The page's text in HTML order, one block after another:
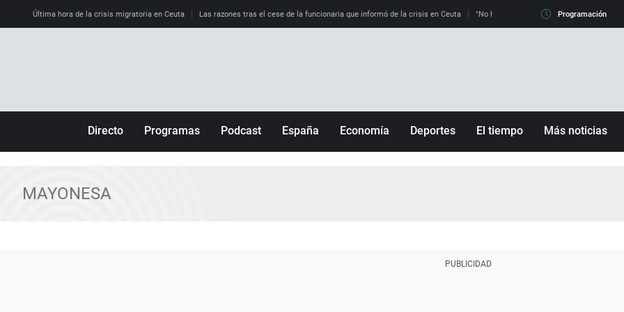
Última hora de la crisis migratoria en Ceuta Las razones tras el cese de la funcionaria que informó de la crisis en Ceuta "No hay mafias, que no nos engañen":
Programación
Directo Programas Podcast España Economía Deportes El tiempo Más noticias
MAYONESA